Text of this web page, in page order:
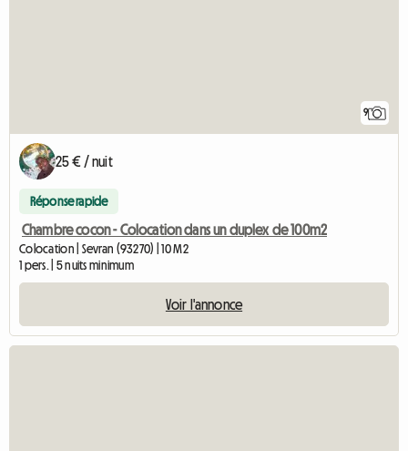
9
25 € / nuit
Réponse rapide
Chambre cocon - Colocation dans un duplex de 100m2
Colocation | Sevran (93270) | 10 M2
1 pers. | 5 nuits minimum
Voir l'annonce